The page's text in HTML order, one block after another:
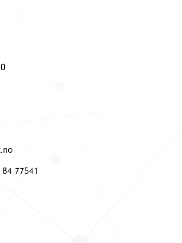
84 77541